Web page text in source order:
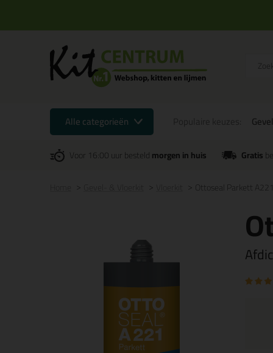
Alle categorieën
Voor 16:00 uur besteldmorgen in huis Gratis
Ottoseal Parkett A221